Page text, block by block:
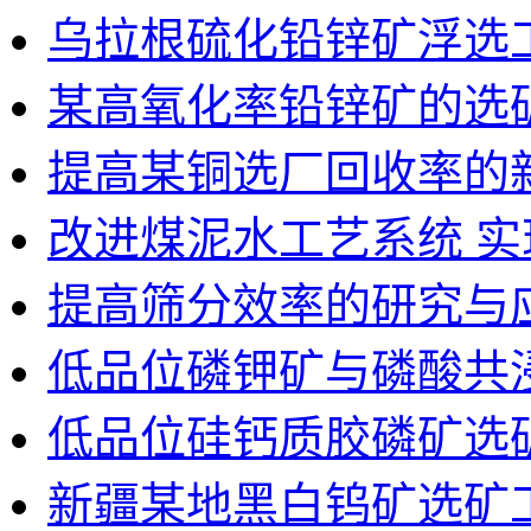
乌拉根硫化铅锌矿浮选
某高氧化率铅锌矿的选
提高某铜选厂回收率的
改进煤泥水工艺系统
提高筛分效率的研究与
低品位磷钾矿与磷酸共
低品位硅钙质胶磷矿选
新疆某地黑白钨矿选矿